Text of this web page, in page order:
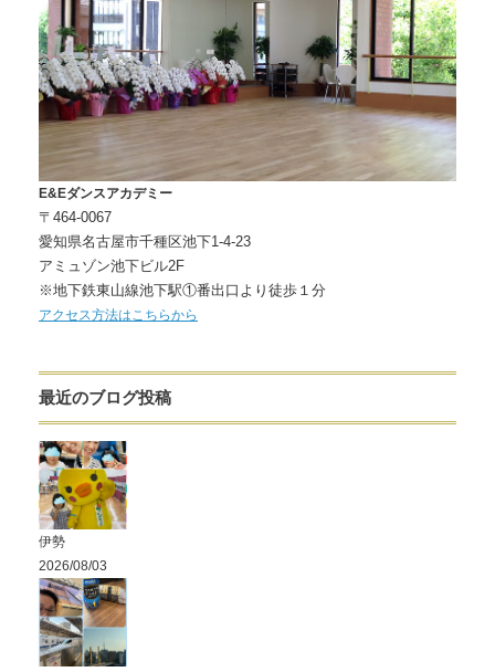
E&Eダンスアカデミー
〒464-0067
愛知県名古屋市千種区池下1-4-23
アミュゾン池下ビル2F
※地下鉄東山線池下駅①番出口より徒歩１分
アクセス方法はこちらから
最近のブログ投稿
伊勢
2026/08/03